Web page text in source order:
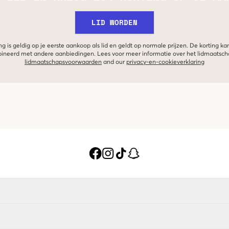
LID WORDEN
is geldig op je eerste aankoop als lid en geldt op normale prijzen. De korting
met andere aanbiedingen. Lees voor meer informatie over het
lidmaatschapsvoorwaarden and our privacy-en-cookieverklaring